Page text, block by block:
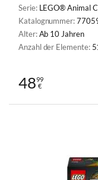
Serie: LEGO® Animal
Katalognummer:
Alter:Ab 10 Jahren
Anzahl der Elemente:
4899
€